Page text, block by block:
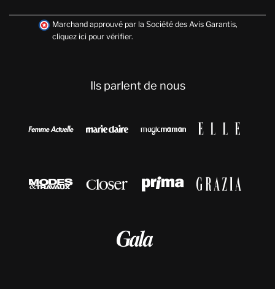
Marchand approuvé par la Société des Avis Garantis,
cliquez ici pour vérifier.
Ils parlent de nous
   
   
